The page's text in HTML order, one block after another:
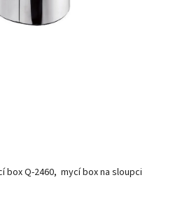
box Q-2460, mycí box na sloupci